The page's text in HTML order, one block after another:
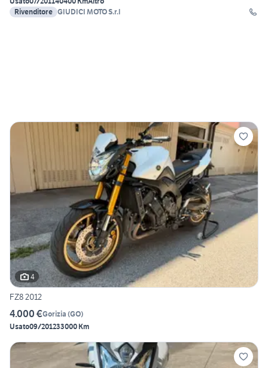
Rivenditore GIUDICI MOTO S.r.l
4
FZ8 2012
4.000 €Gorizia (GO)
Usato09/201233000 Km